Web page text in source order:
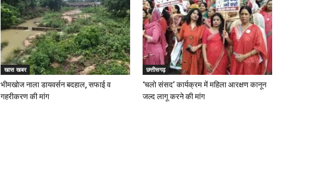
खास खबर
भीमखोज नाला डायवर्सन बदहाल, सफाई व
गहरीकरण की मांग
छत्तीसगढ़
‘चलो संसद’ कार्यक्रम में महिला आरक्षण कानून
जल्द लागू करने की मांग